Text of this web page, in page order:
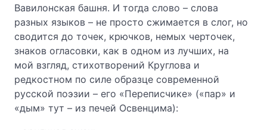
Вавилонская башня. И тогда слово – слова
разных языков – не просто сжимается в слог, но
сводится до точек, крючков, немых черточек,
знаков огласовки, как в одном из лучших, на
мой взгляд, стихотворений Круглова и
редкостном по силе образце современной
русской поэзии – его «Переписчике» («пар» и
«дым» тут – из печей Освенцима):